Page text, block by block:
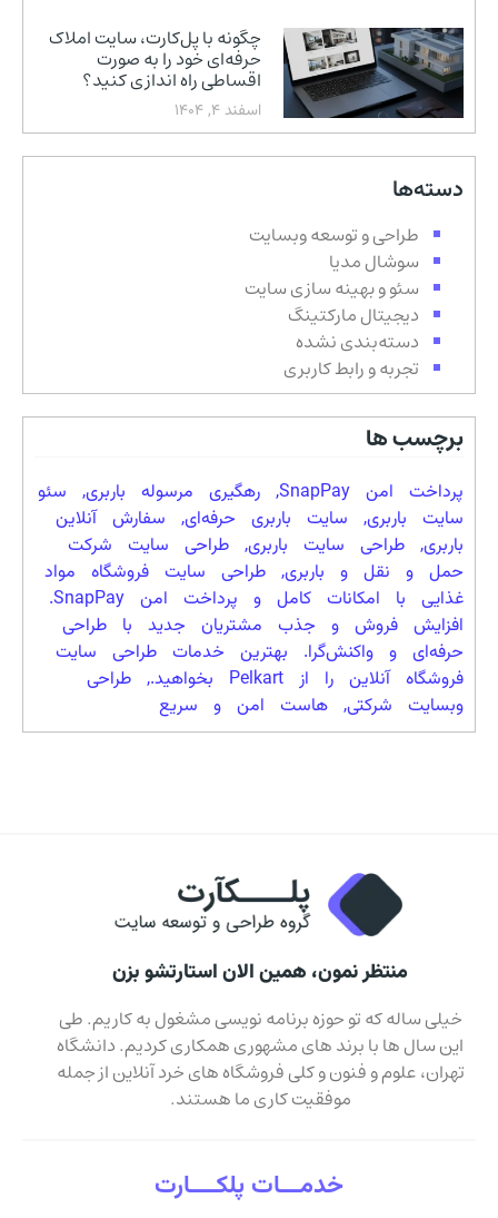
چگونه با پل‌کارت، سایت املاک
حرفه‌ای خود را به صورت
اقساطی راه اندازی کنید؟
اسفند 4, 1404
دسته‌ها
طراحی و توسعه وبسایت
سوشال مدیا
سئو و بهینه سازی سایت
دیجیتال مارکتینگ
دسته‌بندی نشده
تجربه و رابط کاربری
برچسب ها
پرداخت امن SnapPay , رهگیری مرسوله باربری, سئو
سایت باربری, سایت باربری حرفه‌ای, سفارش آنلاین
باربری, طراحی سایت باربری, طراحی سایت شرکت
حمل و نقل و باربری, طراحی سایت فروشگاه مواد
غذایی با امکانات کامل و پرداخت امن SnapPay.
افزایش فروش و جذب مشتریان جدید با طراحی
حرفه‌ای و واکنش‌گرا. بهترین خدمات طراحی سایت
فروشگاه آنلاین را از Pelkart بخواهید.
, طراحی
وبسایت شرکتی, هاست امن و سریع
منتظر نمون، همین الان استارتشو بزن
خیلی ساله که تو حوزه برنامه نویسی مشغول به کاریم. طی
این سال ها با برند های مشهوری همکاری کردیم. دانشگاه
تهران، علوم و فنون و کلی فروشگاه های خرد آنلاین از جمله
موفقیت کاری ما هستند.
خدمـــات پلکــــارت